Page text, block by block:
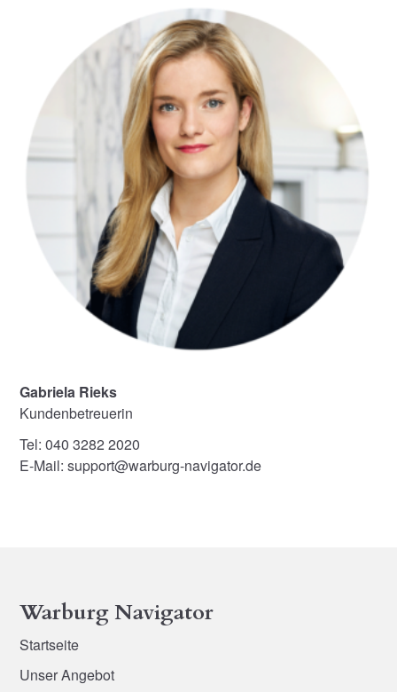
Gabriela Rieks
Kundenbetreuerin
Tel: 040 3282 2020
E-Mail: support@warburg-navigator.de
Warburg Navigator
Startseite
Unser Angebot